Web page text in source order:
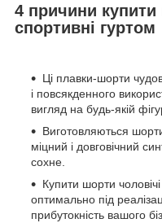
4 причини купити
спортивні гуртом
Ці плавки-шорти
і повсякденного
вигляд на будь-якій
Виготовляються
міцний і довговічний
сохне.
Купити шорти
оптимально під
прибутокність вашого